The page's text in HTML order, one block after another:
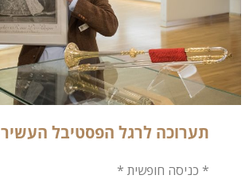
תערוכה לרגל הפסטיבל